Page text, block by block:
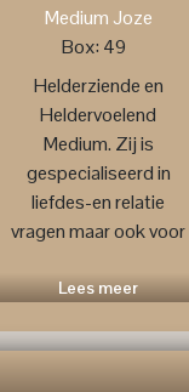
Medium Joze
Box: 49
Helderziende en
Heldervoelend
Medium. Zij is
gespecialiseerd in
liefdes-en relatie
vragen maar ook voor
toekomstprognose ....
Lees meer